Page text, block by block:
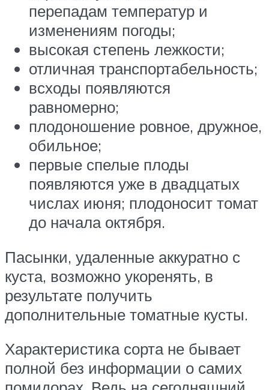
перепадам температур и
изменениям погоды;
высокая степень лежкости;
отличная транспортабельность;
всходы появляются
равномерно;
плодоношение ровное, дружное,
обильное;
первые спелые плоды
появляются уже в двадцатых
числах июня; плодоносит томат
до начала октября.
Пасынки, удаленные аккуратно с
куста, возможно укоренять, в
результате получить
дополнительные томатные кусты.
Характеристика сорта не бывает
полной без информации о самих